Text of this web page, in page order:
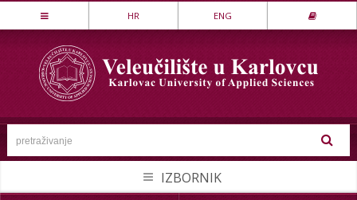
Stručni studij
LOVSTVO I ZAŠTITA PRIRODE
MEHATRONIKA
PREHRAMBENA TEHNOLOGIJA
SIGURNOST I ZAŠTITA
HR ENG